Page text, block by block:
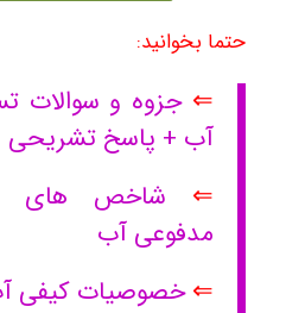
حتما بخوانید:
⇐جزوه و سوالات
آب + پاسخ تشریحی
⇐ شاخص های
مدفوعی آب
⇐خصوصیات کیفی